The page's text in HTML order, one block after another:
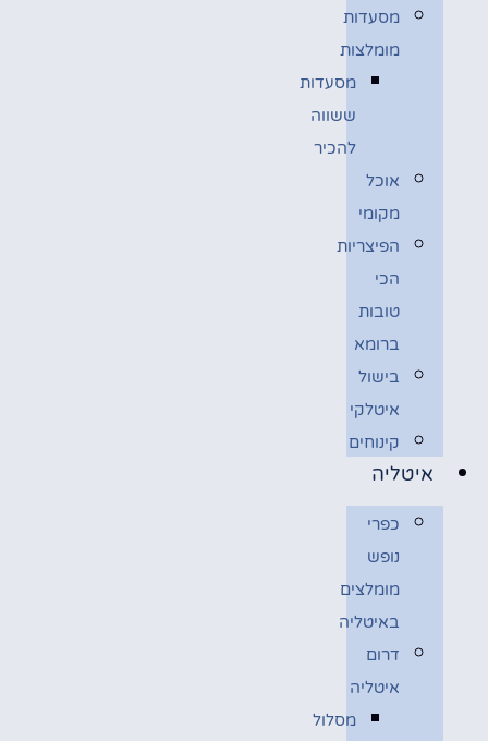
מסעדות
מומלצות
מסעדות
ששווה
להכיר
אוכל
מקומי
הפיצריות
הכי
טובות
ברומא
בישול
איטלקי
קינוחים
איטליה
כפרי
נופש
מומלצים
באיטליה
דרום
איטליה
מסלול